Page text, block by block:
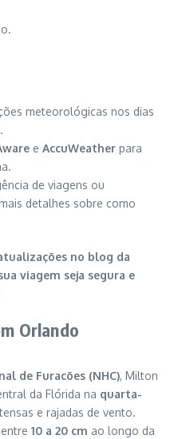
meteorológicas nos dias
e AccuWeather para
de viagens ou
detalhes sobre como
no blog da
viagem seja segura e
Orlando
de Furacões (NHC), Milton
da Flórida na quarta-
e rajadas de vento.
10 a 20 cm ao longo da